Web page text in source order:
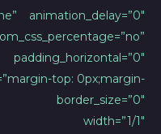
animation_delay=”0″
top: 0px;margin-
width=”1/1″